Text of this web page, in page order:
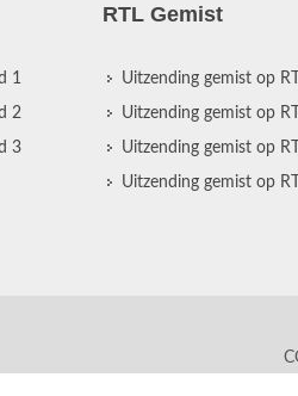
1
2
3
RTL Gemist
Uitzending gemist op
Uitzending gemist op
Uitzending gemist op
Uitzending gemist op